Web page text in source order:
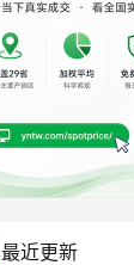
最近更新